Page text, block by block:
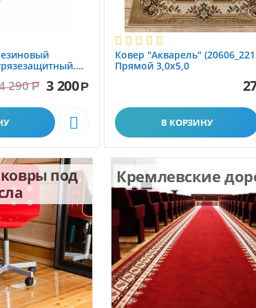
290 Р 3 200Р

Ковер "Акварель"
Прямой 3,0х5,0
В КОРЗИНУ
под
Кремлевские